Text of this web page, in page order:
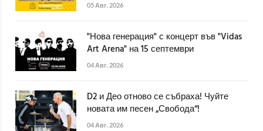
05 Авг. 2026
"Нова генерация" с концерт във "Vidas
Art Arena" на 15 септември
04 Авг. 2026
D2 и Део отново се събраха! Чуйте
новата им песен „Свобода“!
04 Авг. 2026